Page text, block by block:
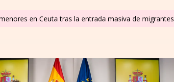
en Ceuta tras la entrada masiva de migrantes